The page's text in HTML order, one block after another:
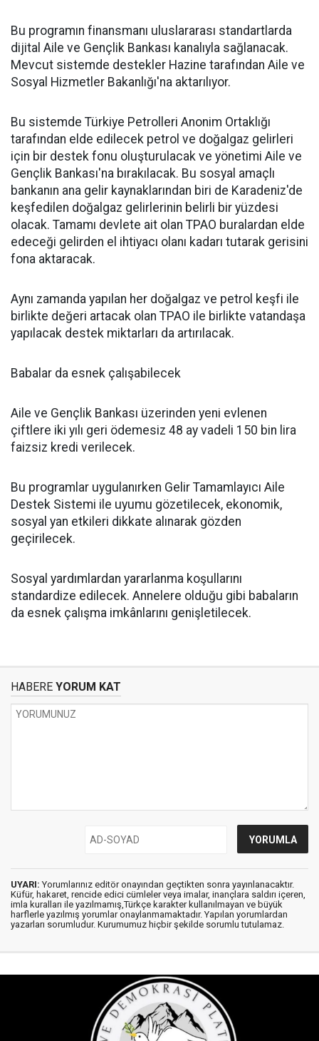
Bu programın finansmanı uluslararası standartlarda
dijital Aile ve Gençlik Bankası kanalıyla sağlanacak.
Mevcut sistemde destekler Hazine tarafından Aile ve
Sosyal Hizmetler Bakanlığı'na aktarılıyor.
Bu sistemde Türkiye Petrolleri Anonim Ortaklığı
tarafından elde edilecek petrol ve doğalgaz gelirleri
için bir destek fonu oluşturulacak ve yönetimi Aile ve
Gençlik Bankası'na bırakılacak. Bu sosyal amaçlı
bankanın ana gelir kaynaklarından biri de Karadeniz'de
keşfedilen doğalgaz gelirlerinin belirli bir yüzdesi
olacak. Tamamı devlete ait olan TPAO buralardan elde
edeceği gelirden el ihtiyacı olanı kadarı tutarak gerisini
fona aktaracak.
Aynı zamanda yapılan her doğalgaz ve petrol keşfi ile
birlikte değeri artacak olan TPAO ile birlikte vatandaşa
yapılacak destek miktarları da artırılacak.
Babalar da esnek çalışabilecek
Aile ve Gençlik Bankası üzerinden yeni evlenen
çiftlere iki yılı geri ödemesiz 48 ay vadeli 150 bin lira
faizsiz kredi verilecek.
Bu programlar uygulanırken Gelir Tamamlayıcı Aile
Destek Sistemi ile uyumu gözetilecek, ekonomik,
sosyal yan etkileri dikkate alınarak gözden
geçirilecek.
Sosyal yardımlardan yararlanma koşullarını
standardize edilecek. Annelere olduğu gibi babaların
da esnek çalışma imkânlarını genişletilecek.
HABERE YORUM KAT
UYARI: Yorumlarınız editör onayından geçtikten sonra yayınlanacaktır.
Küfür, hakaret, rencide edici cümleler veya imalar, inançlara saldırı içeren,
imla kuralları ile yazılmamış,Türkçe karakter kullanılmayan ve büyük
harflerle yazılmış yorumlar onaylanmamaktadır. Yapılan yorumlardan
yazarları sorumludur. Kurumumuz hiçbir şekilde sorumlu tutulamaz.